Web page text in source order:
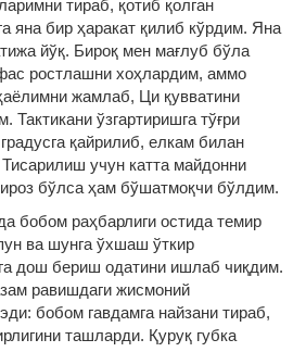
тираб, қотиб қолган
яна бир ҳаракат қилиб кўрдим. Яна
йўқ. Бироқ мен мағлуб бўла
ростлашни хоҳлардим, аммо
жамлаб, Ци қувватини
ўзгартиришга тўғри
қайрилиб, елкам билан
учун катта майдонни
бўлса ҳам бўшатмоқчи бўлдим.
бобом раҳбарлиги остида темир
ва шунга ўхшаш ўткир
дош бериш одатини ишлаб чиқдим.
равишдаги жисмоний
бобом гавдамга найзани тираб,
ташларди. Қуруқ губка